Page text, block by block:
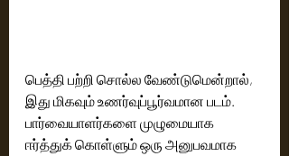
பெத்தி பற்றி சொல்ல வேண்டுமென்றால்,
இது மிகவும் உணர்வுப்பூர்வமான படம்.
பார்வையாளர்களை முழுமையாக
ஈர்த்துக் கொள்ளும் ஒரு அனுபவமாக